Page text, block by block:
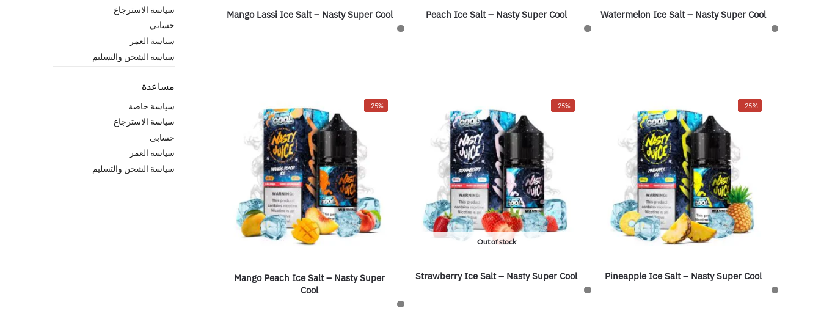
Watermelon Ice Salt – Nasty Super Cool
Peach Ice Salt – Nasty Super Cool
Mango Lassi Ice Salt – Nasty Super Cool
-25%
Pineapple Ice Salt – Nasty Super Cool
-25%
Out of stock
Strawberry Ice Salt – Nasty Super Cool
-25%
Mango Peach Ice Salt – Nasty Super
Cool
سياسة الاسترجاع
حسابي
سياسة العمر
سياسة الشحن والتسليم
مساعدة
سياسة خاصة
سياسة الاسترجاع
حسابي
سياسة العمر
سياسة الشحن والتسليم